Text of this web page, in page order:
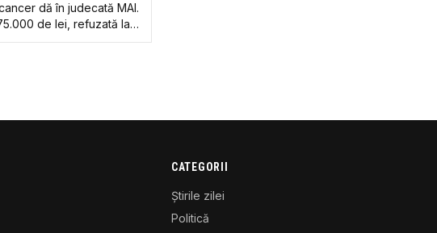
dă în judecată MAI.
de lei, refuzată la
CATEGORII
Știrile zilei
Politică